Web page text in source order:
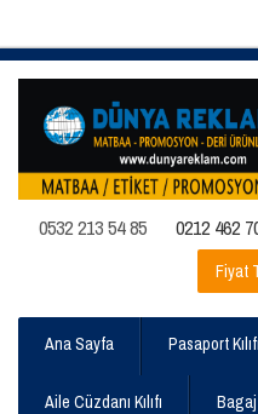
0532 213 54 85 0212 462
Fiyat
Ana Sayfa Pasaport Kılıfı
Aile Cüzdanı Kılıfı